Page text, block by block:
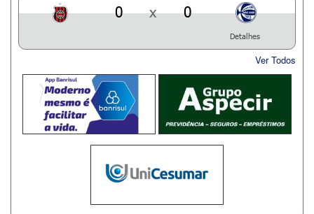
0 x 0
Detalhes
Ver Todos